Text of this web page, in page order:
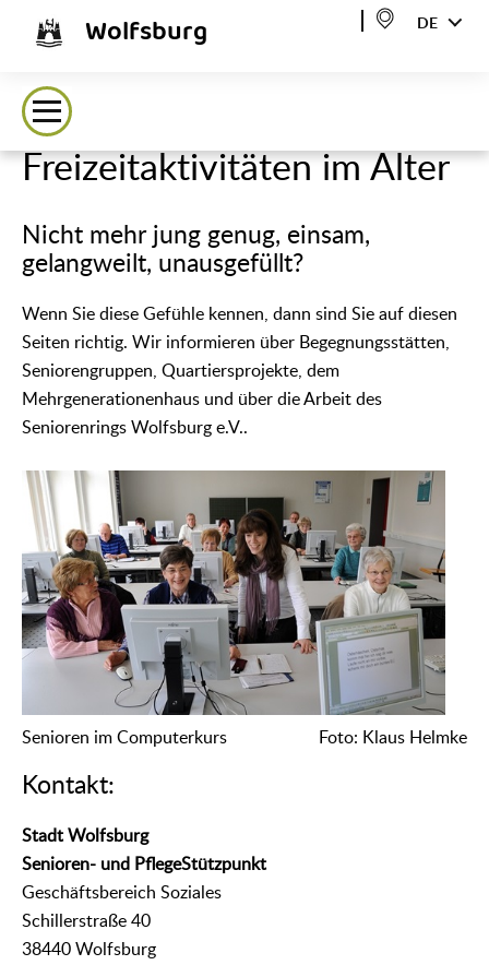
Wolfsburg DE
Freizeitaktivitäten im Alter
Nicht mehr jung genug, einsam,
gelangweilt, unausgefüllt?
Wenn Sie diese Gefühle kennen, dann sind Sie auf diesen
Seiten richtig. Wir informieren über Begegnungsstätten,
Seniorengruppen, Quartiersprojekte, dem
Mehrgenerationenhaus und über die Arbeit des
Seniorenrings Wolfsburg e.V..
Senioren im Computerkurs Foto: Klaus Helmke
Kontakt:
Stadt Wolfsburg
Senioren- und PflegeStützpunkt
Geschäftsbereich Soziales
Schillerstraße 40
38440 Wolfsburg